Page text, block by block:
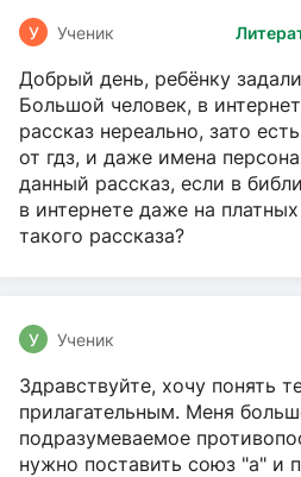
У Ученик
Добрый день, ребёнку
Большой человек, в
рассказ нереально, зато
от гдз, и даже имена
данный рассказ, если в
в интернете даже на
такого рассказа?
У Ученик
Здравствуйте, хочу понять
прилагательным. Меня
подразумеваемое
нужно поставить союз "а" и